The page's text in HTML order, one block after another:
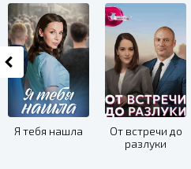
Я тебя нашла
От встречи до
разлуки